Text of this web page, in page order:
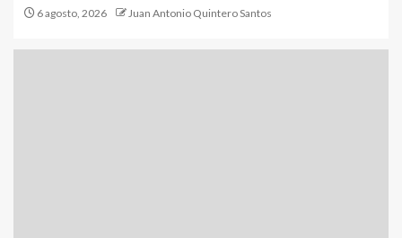
6 agosto, 2026 Juan Antonio Quintero Santos